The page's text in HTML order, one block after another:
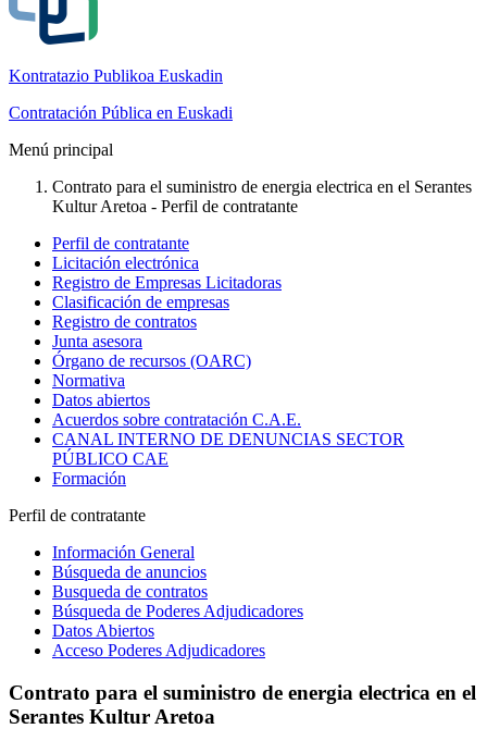
Kontratazio Publikoa Euskadin
Contratación Pública en Euskadi
Menú principal
Contrato para el suministro de energia electrica en el Serantes
Kultur Aretoa - Perfil de contratante
Perfil de contratante
Licitación electrónica
Registro de Empresas Licitadoras
Clasificación de empresas
Registro de contratos
Junta asesora
Órgano de recursos (OARC)
Normativa
Datos abiertos
Acuerdos sobre contratación C.A.E.
CANAL INTERNO DE DENUNCIAS SECTOR
PÚBLICO CAE
Formación
Perfil de contratante
Información General
Búsqueda de anuncios
Busqueda de contratos
Búsqueda de Poderes Adjudicadores
Datos Abiertos
Acceso Poderes Adjudicadores
Contrato para el suministro de energia electrica en el
Serantes Kultur Aretoa